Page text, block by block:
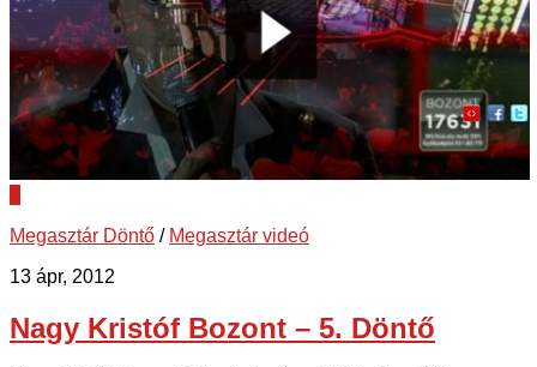
Megasztár Döntő / Megasztár videó
13 ápr, 2012
Nagy Kristóf Bozont – 5. Döntő